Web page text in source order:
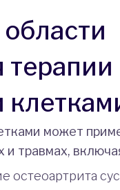
терапии
может
и травмах,
остеоартрита